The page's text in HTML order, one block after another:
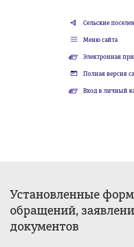
Сельские
Меню сайта
Электронная
Полная версия
Вход в личный
Установленные
обращений,
документов